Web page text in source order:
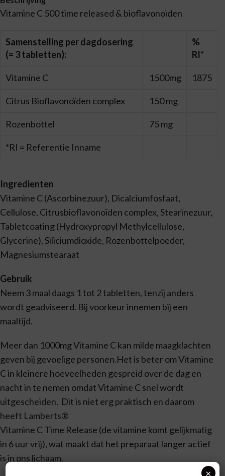
Vitamine C 500 time released & bioflavonoiden
Samenstelling per dagdosering
(= 3 tabletten):
%
RI*
Vitamine C 1500mg 1875
Citrus Bioflavonoïden complex 150 mg
Rozenbottel 75 mg
*RI = Referentie Inname
Ingredienten
Vitamine C (Ascorbinezuur), Dicalciumfosfaat,
Cellulose, Citrusbioflavonoïden complex, Stearinezuur,
Tabletcoating (Hydroxypropyl Methylcellulose,
Glycerine), Siliciumdioxide, Rozenbottelpoeder,
Magnesiumstearaat
Gebruik
Neem 3 maal daags 1 tot 2 tabletten, tenzij anders
wordt geadviseerd. Bij voorkeur innemen bij een
maaltijd.
Meer dan 1000mg Vitamine C kan milde maagklachten
geven bij gevoelige personen.Het is beter om Vitamine
C in kleinere hoeveelheden gespreid over de dag en
nacht in te nemen omdat Vitamine C snel wordt
uitgescheiden. Dit is niet erg praktisch en daarom
heeft Lamberts®
Vitamine C Time Release (de vitamine komt gelijkmatig
in 6 uur vrij), wat maakt dat het preparaat langer actief
is in ons lichaam.
×